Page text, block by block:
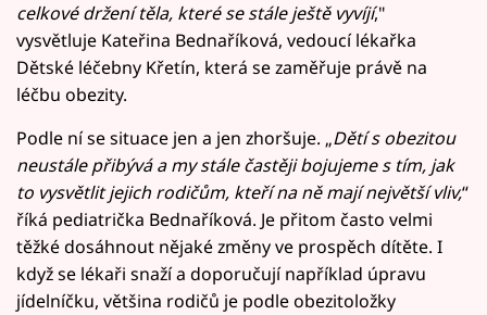
celkové držení těla, které se stále ještě vyvíjí,"
vysvětluje Kateřina Bednaříková, vedoucí lékařka
Dětské léčebny Křetín, která se zaměřuje právě na
léčbu obezity.
Podle ní se situace jen a jen zhoršuje. „Dětí s obezitou
neustále přibývá a my stále častěji bojujeme s tím, jak
to vysvětlit jejich rodičům, kteří na ně mají největší vliv,“
říká pediatrička Bednaříková. Je přitom často velmi
těžké dosáhnout nějaké změny ve prospěch dítěte. I
když se lékaři snaží a doporučují například úpravu
jídelníčku, většina rodičů je podle obezitoložky